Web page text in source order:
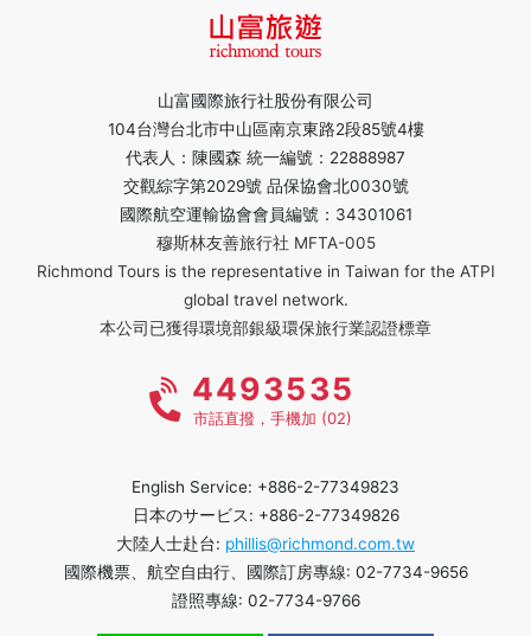
山富國際旅行社股份有限公司
104台灣台北市中山區南京東路2段85號4樓
代表人：陳國森 統一編號：22888987
交觀綜字第2029號 品保協會北0030號
國際航空運輸協會會員編號：34301061
穆斯林友善旅行社 MFTA-005
Richmond Tours is the representative in Taiwan for the ATPI
global travel network.
本公司已獲得環境部銀級環保旅行業認證標章
4493535
市話直撥，手機加 (02)
English Service: +886-2-77349823
日本のサービス: +886-2-77349826
大陸人士赴台: phillis@richmond.com.tw
國際機票、航空自由行、國際訂房專線: 02-7734-9656
證照專線: 02-7734-9766